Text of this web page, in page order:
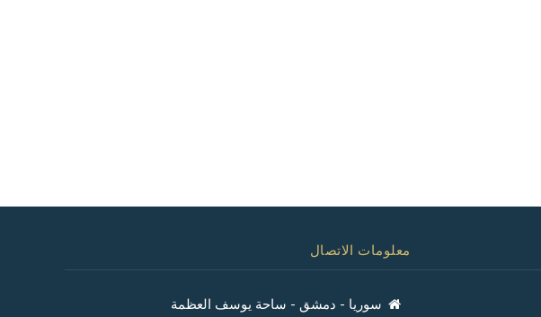
معلومات الاتصال
سوريا - دمشق - ساحة يوسف العظمة